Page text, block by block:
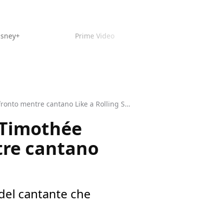
Prime Video
A Complete Unknown: un video mostra Timothée Chalamet e Bob Dylan a confronto mentre cantano Like a Rolling Stone
cantano
cantante che